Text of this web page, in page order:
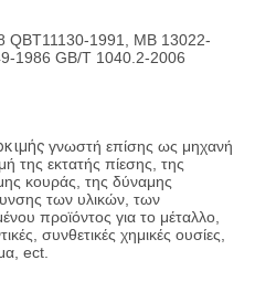
QBT11130-1991, ΜΒ 13022-
1986 GB/T 1040.2-2006
γνωστή επίσης ως μηχανή
της εκτατής πίεσης, της
κουράς, της δύναμης
των υλικών, των
προϊόντος για το μέταλλο,
συνθετικές χημικές ουσίες,
ect.